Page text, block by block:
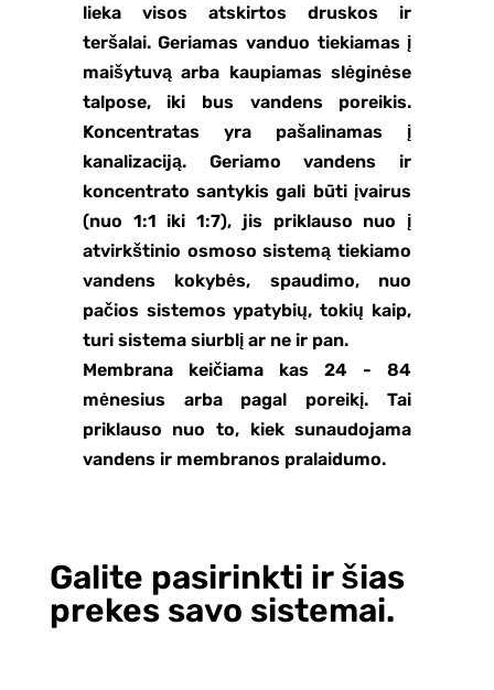
lieka visos atskirtos druskos ir
teršalai. Geriamas vanduo tiekiamas į
maišytuvą arba kaupiamas slėginėse
talpose, iki bus vandens poreikis.
Koncentratas yra pašalinamas į
kanalizaciją. Geriamo vandens ir
koncentrato santykis gali būti įvairus
(nuo 1:1 iki 1:7), jis priklauso nuo į
atvirkštinio osmoso sistemą tiekiamo
vandens kokybės, spaudimo, nuo
pačios sistemos ypatybių, tokių kaip,
turi sistema siurblį ar ne ir pan.
Membrana keičiama kas 24 - 84
mėnesius arba pagal poreikį. Tai
priklauso nuo to, kiek sunaudojama
vandens ir membranos pralaidumo.
Galite pasirinkti ir šias
prekes savo sistemai.